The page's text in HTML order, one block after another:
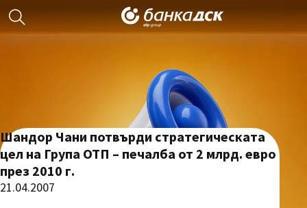
Шандор Чани потвърди стратегическата
цел на Група ОТП – печалба от 2 млрд. евро
през 2010 г.
21.04.2007